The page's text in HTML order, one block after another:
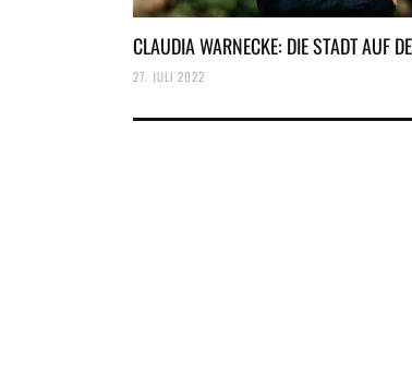
CLAUDIA WARNECKE: DIE STADT AUF
27. JULI 2022